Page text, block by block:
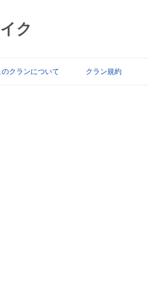
ク
のクランについて クラン規約